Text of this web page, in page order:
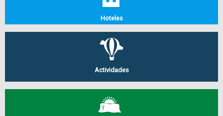
Hoteles
Actividades